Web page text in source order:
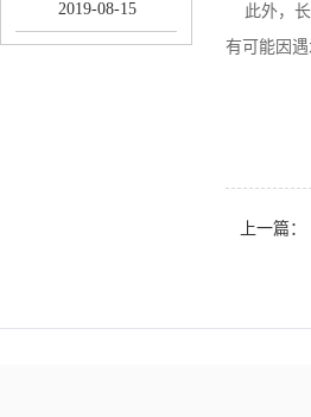
2019-08-15
此外，长
有可能因
上一篇：